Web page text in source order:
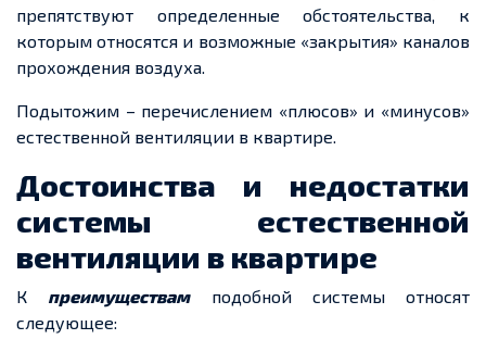
препятствуют определенные обстоятельства, к
которым относятся и возможные «закрытия» каналов
прохождения воздуха.
Подытожим – перечислением «плюсов» и «минусов»
естественной вентиляции в квартире.
Достоинства и недостатки
системы естественной
вентиляции в квартире
К преимуществамподобной системы относят
следующее: